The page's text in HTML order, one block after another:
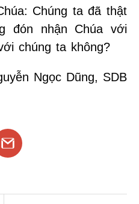
Chúng ta đã thật
đón nhận Chúa với
chúng ta không?
Ngọc Dũng, SDB